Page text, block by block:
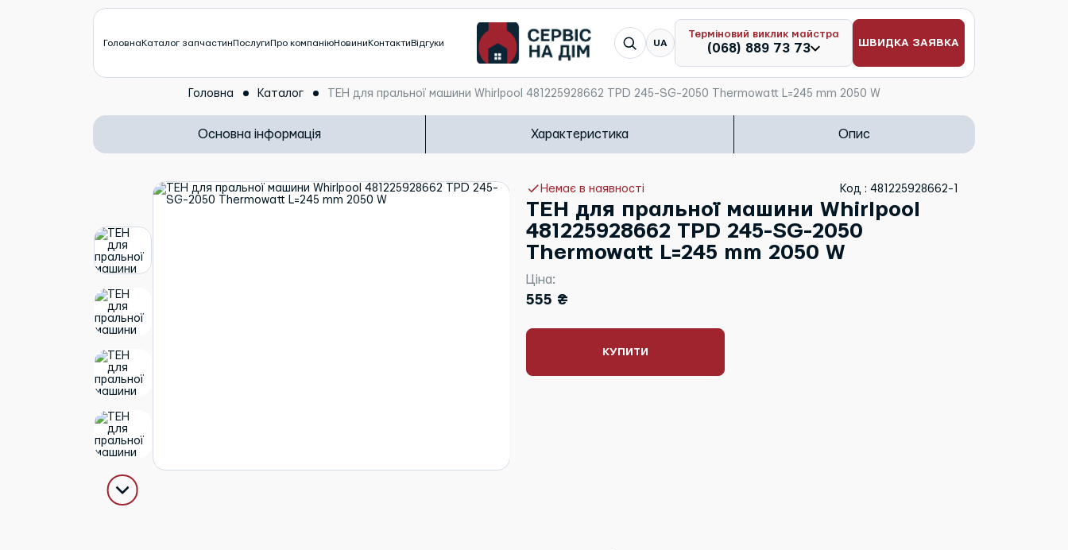
ГоловнаКаталог запчастинПослугиПро компаніюНовиниКонтактиВідгуки Я шукаю...
UA
Терміновий виклик майстра
(068) 889 73 73 ШВИДКА ЗАЯВКА
Головна Каталог ТЕН для пральної машини Whirlpool 481225928662 TPD 245-SG-2050 Thermowatt L=245 mm 2050 W
Основна інформація Характеристика Опис
Немає в наявності Код : 481225928662-1
ТЕН для пральної машини Whirlpool
481225928662 TPD 245-SG-2050
Thermowatt L=245 mm 2050 W
Ціна:
555 ₴
КУПИТИ